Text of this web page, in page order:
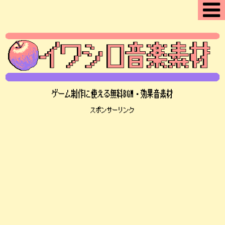
ゲーム制作に使える無料BGM・効果音素材
スポンサーリンク